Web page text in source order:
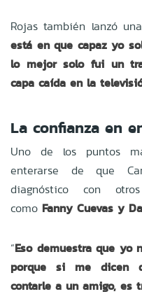
Rojas también lanzó
está en que capaz yo
lo mejor solo fui un
capa caída en la
La confianza en
Uno de los puntos
enterarse de que
diagnóstico con
como Fanny Cuevas y
“Eso demuestra que yo
porque si me dicen
contarle a un amigo, es